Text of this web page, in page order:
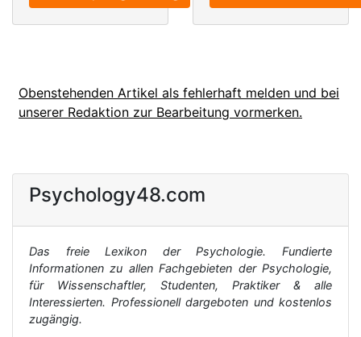
Obenstehenden Artikel als fehlerhaft melden und bei
unserer Redaktion zur Bearbeitung vormerken.
Psychology48.com
Das freie Lexikon der Psychologie. Fundierte
Informationen zu allen Fachgebieten der Psychologie,
für Wissenschaftler, Studenten, Praktiker & alle
Interessierten. Professionell dargeboten und kostenlos
zugängig.